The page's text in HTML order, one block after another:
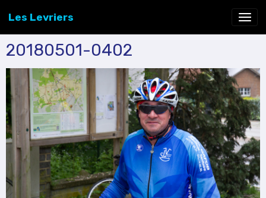
Les Levriers
20180501-0402